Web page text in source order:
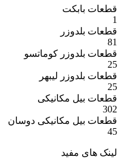
کوماتسو
لیبهر
مکانیکی
مکانیکی دوسان